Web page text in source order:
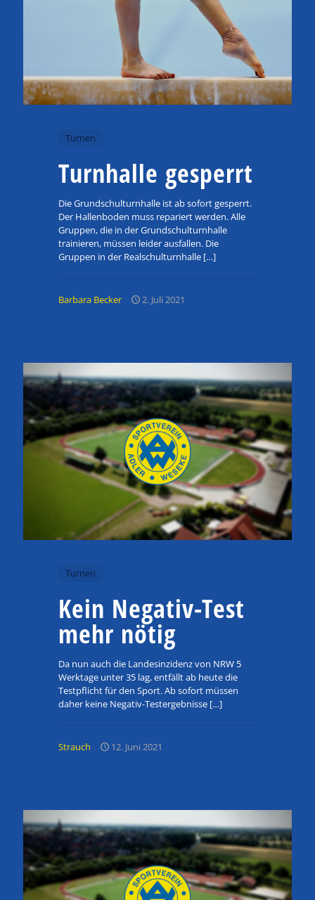
Turnen
Turnhalle gesperrt
Die Grundschulturnhalle ist ab sofort gesperrt.
Der Hallenboden muss repariert werden. Alle
Gruppen, die in der Grundschulturnhalle
trainieren, müssen leider ausfallen. Die
Gruppen in der Realschulturnhalle […]
Barbara Becker 2. Juli 2021
Turnen
Kein Negativ-Test
mehr nötig
Da nun auch die Landesinzidenz von NRW 5
Werktage unter 35 lag, entfällt ab heute die
Testpflicht für den Sport. Ab sofort müssen
daher keine Negativ-Testergebnisse […]
Strauch 12. Juni 2021